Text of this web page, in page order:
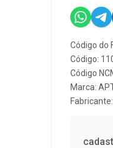
Código do
Código:
Código
Marca:
Fabricante: